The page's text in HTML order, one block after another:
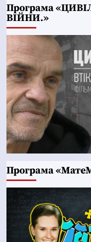
Програма
ВІЙНИ.»
Програма